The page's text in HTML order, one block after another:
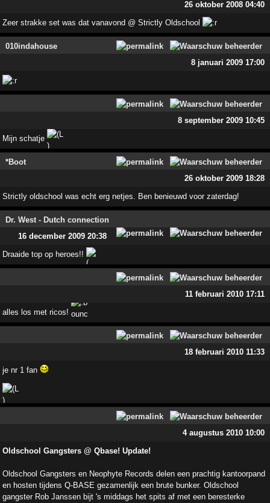
26 oktober 2008 04:40
Zeer strakke set was dat vanavond @ Strictly Oldschool
010indahouse
8 januari 2009 17:00
8 september 2009 10:45
Mijn schatje
*Boot
26 oktober 2009 18:28
Strictly oldschool was echt erg netjes. Ben benieuwd voor zaterdag!
Dr. West - Dutch connection
16 december 2009 20:38
Draaide top op heroes!!
11 februari 2010 17:11
alles los met ricos!
18 februari 2010 11:33
je nr 1 fan
4 augustus 2010 10:00
Oldschool Gangsters @ Qbase! Update!
Oldschool Gangsters en Neophyte Records delen een prachtig kantoorpand
en hosten tijdens Q-BASE gezamenlijk een brute bunker. Oldschool
gangster Rob Janssen bijt 's middags het spits af met een beresterke